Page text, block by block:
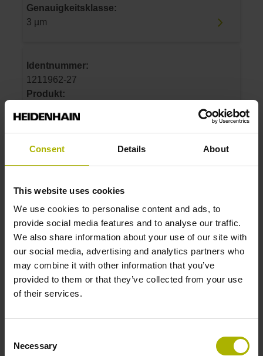
Consent Details About
This website uses cookies
We use cookies to personalise content and ads, to
provide social media features and to analyse our traffic.
We also share information about your use of our site with
our social media, advertising and analytics partners who
may combine it with other information that you’ve
provided to them or that they’ve collected from your use
of their services.
Selection
Necessary
Genauigkeitsklasse:
3 µm
Identnummer:
1211962-27
Produkt:
Maßstab LIP 6001 1440 G0 3,0 ML/2 .. P 01 ..
Messlänge:
1440 mm
Genauigkeitsklasse:
3 µm
Identnummer:
1211962-36
Produkt:
Maßstab LIP 6001 3040 G0 3,0 ML/2 .. P 01 ..
Messlänge:
3040 mm
Genauigkeitsklasse:
Identnummer: